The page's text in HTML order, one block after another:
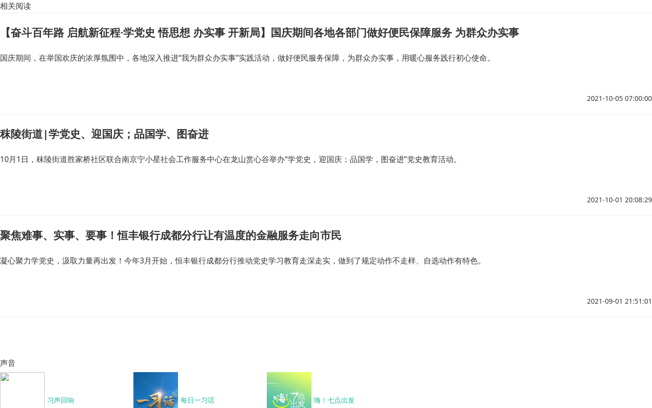
相关阅读
【奋斗百年路 启航新征程·学党史 悟思想 办实事 开新局】国庆期间各地各部门做好便民保障服务 为群众办实事
国庆期间，在举国欢庆的浓厚氛围中，各地深入推进“我为群众办实事”实践活动，做好便民服务保障，为群众办实事，用暖心服务践行初心使命。
2021-10-05 07:00:00
秣陵街道|学党史、迎国庆；品国学、图奋进
10月1日，秣陵街道胜家桥社区联合南京宁小星社会工作服务中心在龙山赏心谷举办“学党史，迎国庆；品国学，图奋进”党史教育活动。
2021-10-01 20:08:29
聚焦难事、实事、要事！恒丰银行成都分行让有温度的金融服务走向市民
凝心聚力学党史，汲取力量再出发！今年3月开始，恒丰银行成都分行推动党史学习教育走深走实，做到了规定动作不走样、自选动作有特色。
2021-09-01 21:51:01
声音
习声回响 每日一习话 嗨！七点出发